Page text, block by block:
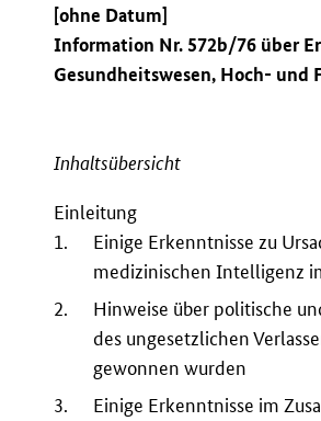
[ohne Datum]
Information Nr. 572b/76 über
Gesundheitswesen, Hoch- und
Inhaltsübersicht
Einleitung
1.
Einige Erkenntnisse zu
medizinischen Intelligenz
2.
Hinweise über politische
des ungesetzlichen
gewonnen wurden
3.
Einige Erkenntnisse im